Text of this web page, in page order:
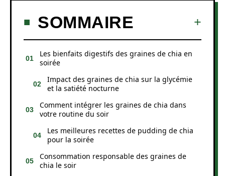
SOMMAIRE
Les bienfaits digestifs des graines de chia en
soirée
Impact des graines de chia sur la glycémie
et la satiété nocturne
Comment intégrer les graines de chia dans
votre routine du soir
Les meilleures recettes de pudding de chia
pour la soirée
Consommation responsable des graines de
chia le soir